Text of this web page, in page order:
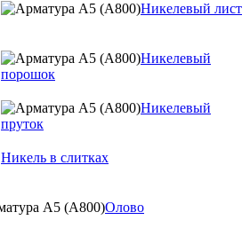
Никелевый лист
Никелевый
порошок
Никелевый
пруток
Никель в слитках
Олово